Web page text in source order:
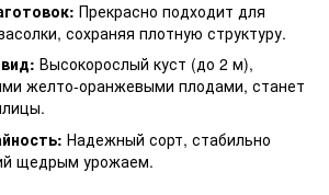
Прекрасно подходит для
сохраняя плотную структуру.
Высокорослый куст (до 2 м),
желто-оранжевыми плодами, станет
Надежный сорт, стабильно
щедрым урожаем.